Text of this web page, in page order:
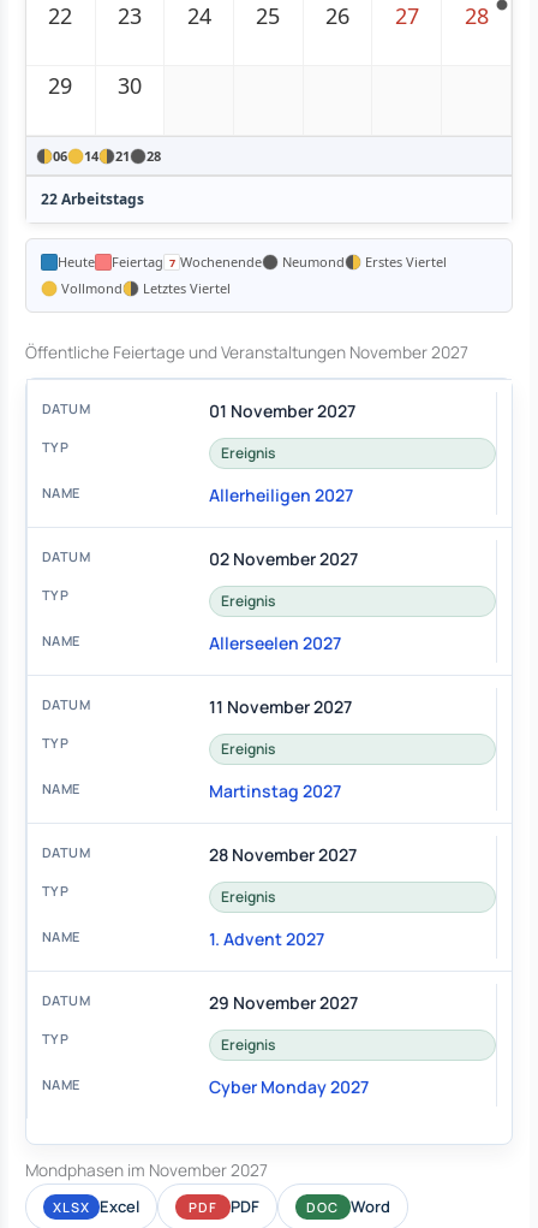
22 23 24 25 26 27 28
29 30
06 14 21 28
22 Arbeitstags
Heute Feiertag Wochenende Neumond
Erstes Viertel
Vollmond
Letztes Viertel
Öffentliche Feiertage und Veranstaltungen November 2027
01 November 2027
Ereignis
Allerheiligen 2027
02 November 2027
Ereignis
Allerseelen 2027
11 November 2027
Ereignis
Martinstag 2027
28 November 2027
Ereignis
1. Advent 2027
29 November 2027
Ereignis
Cyber Monday 2027
Mondphasen im November 2027
XLSX Excel PDF PDF DOC Word